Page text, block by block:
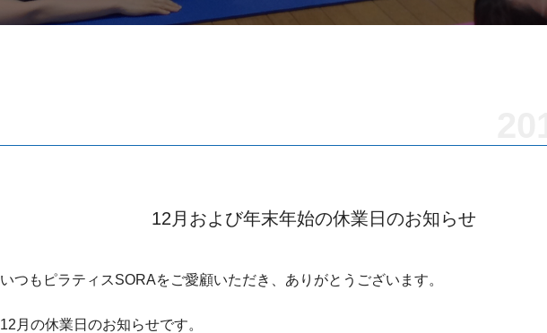
12月および年末年始の休業日のお知らせ
いつもピラティスSORAをご愛顧いただき、ありがとうございます。
12月の休業日のお知らせです。